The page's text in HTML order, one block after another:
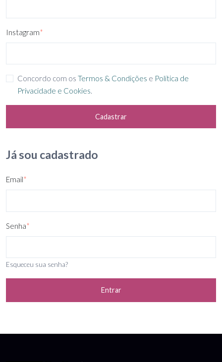
Instagram*
Concordo com os Termos & Condições e Política de
Privacidade e Cookies.
Cadastrar
Já sou cadastrado
Email*
Senha*
Esqueceu sua senha?
Entrar